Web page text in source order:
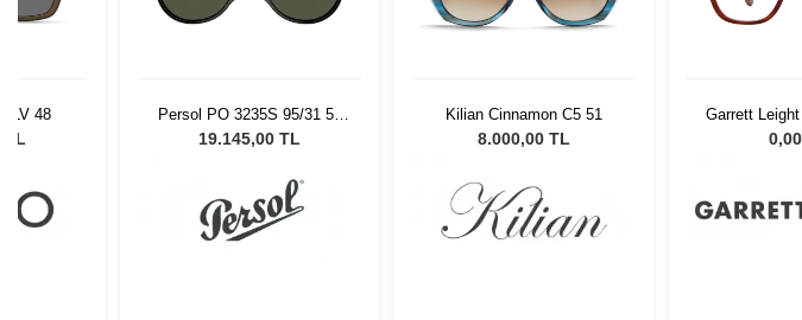
48
TL
Persol PO 3235S 95/31 55
Unisex Güneş Gözlüğü
19.145,00 TL
Kilian Cinnamon C5 51
8.000,00 TL
Garrett Leight
46 Vintage